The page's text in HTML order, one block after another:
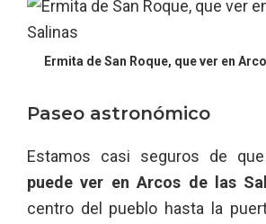
Ermita de San Roque, que ver en
Paseo astronómico
Estamos casi seguros de
puede ver en Arcos de las
centro del pueblo hasta la